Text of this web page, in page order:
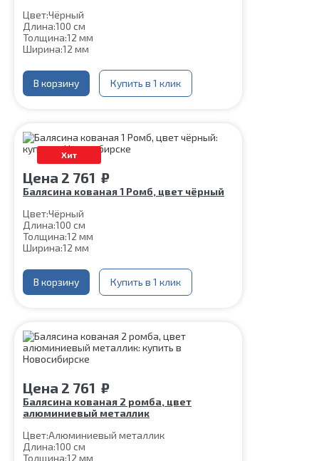
Цвет:Чёрный
Длина:100 см
Толщина:12 мм
Ширина:12 мм
Шпилька:М8
Верхнее коромысло:Цвет чёрный
В корзину Купить в 1 клик
Хит
Цена 2 761 ₽
Балясина кованая 1 Ромб, цвет чёрный
Цвет:Чёрный
Длина:100 см
Толщина:12 мм
Ширина:12 мм
Шпилька:М8
Верхнее коромысло:Цвет чёрный
В корзину Купить в 1 клик
Цена 2 761 ₽
Балясина кованая 2 ромба, цвет
алюминиевый металлик
Цвет:Алюминиевый металлик
Длина:100 см
Толщина:12 мм